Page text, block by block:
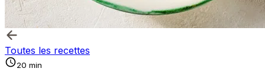
Toutes les recettes
20 min